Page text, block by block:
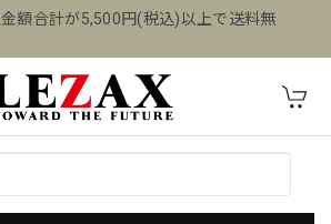
額合計が5,500円(税込)以上で送料無